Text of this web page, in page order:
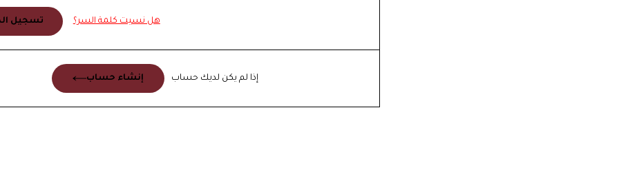
هل نسيت كلمة السر؟ تسجيل
إذا لم يكن لديك حساب إنشاء حساب